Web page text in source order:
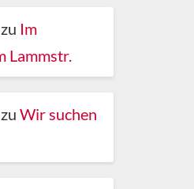
zu Im
Lammstr.
zu Wir suchen